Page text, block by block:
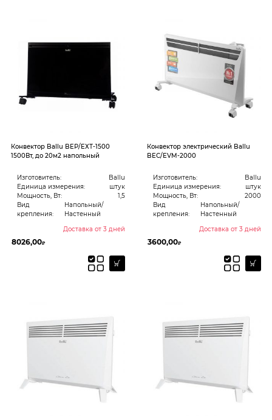
Конвектор Ballu BEР/EХТ-1500
1500Вт, до 20м2 напольный
Изготовитель:
Ballu
Единица измерения:
штук
Мощность, Вт:
1,5
Вид
крепления:
Напольный/
Настенный
Доставка от 3 дней
8026,00₽
Конвектор электрический Ballu
BEC/EVM-2000
Изготовитель:
Ballu
Единица измерения:
штук
Мощность, Вт:
2000
Вид
крепления:
Напольный/
Настенный
Доставка от 3 дней
3600,00₽